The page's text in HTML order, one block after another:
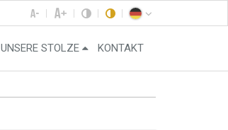
UNSERE STOLZE KONTAKT